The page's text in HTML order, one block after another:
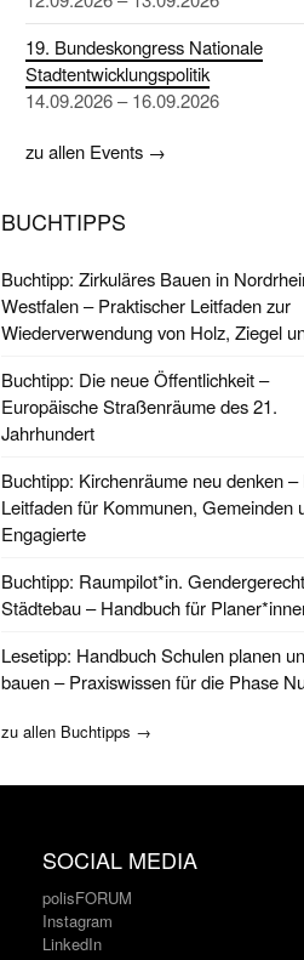
19. Bundeskongress Nationale
Stadtentwicklungspolitik
14.09.2026 – 16.09.2026
zu allen Events →
BUCHTIPPS
Buchtipp: Zirkuläres Bauen in
Westfalen – Praktischer Leitfaden zur
Wiederverwendung von Holz, Ziegel
Buchtipp: Die neue Öffentlichkeit –
Europäische Straßenräume des 21.
Jahrhundert
Buchtipp: Kirchenräume neu denken –
Leitfaden für Kommunen, Gemeinden
Engagierte
Buchtipp: Raumpilot*in.
Städtebau – Handbuch für
Lesetipp: Handbuch Schulen planen
bauen – Praxiswissen für die Phase
zu allen Buchtipps →
SOCIAL MEDIA
polisFORUM
Instagram
LinkedIn